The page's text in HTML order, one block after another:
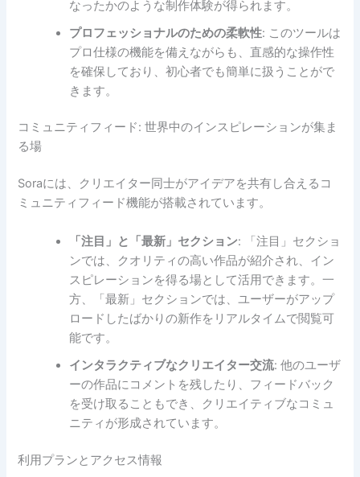
なったかのような制作体験が得られます。
プロフェッショナルのための柔軟性: このツールは
プロ仕様の機能を備えながらも、直感的な操作性
を確保しており、初心者でも簡単に扱うことがで
きます。
コミュニティフィード: 世界中のインスピレーションが集ま
る場
Soraには、クリエイター同士がアイデアを共有し合えるコ
ミュニティフィード機能が搭載されています。
「注目」と「最新」セクション: 「注目」セクショ
ンでは、クオリティの高い作品が紹介され、イン
スピレーションを得る場として活用できます。一
方、「最新」セクションでは、ユーザーがアップ
ロードしたばかりの新作をリアルタイムで閲覧可
能です。
インタラクティブなクリエイター交流: 他のユーザ
ーの作品にコメントを残したり、フィードバック
を受け取ることもでき、クリエイティブなコミュ
ニティが形成されています。
利用プランとアクセス情報